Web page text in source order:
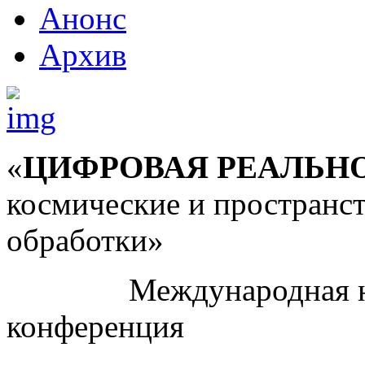
Анонс
Архив
«ЦИФРОВАЯ
космические и
обработки»
Международная
конференция